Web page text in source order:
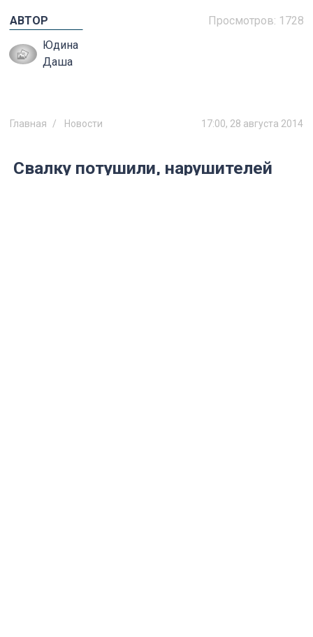
Просмотров: 1728
АВТОР
Юдина
Даша
Главная Новости 17:00, 28 августа 2014
Свалку потушили, нарушителей